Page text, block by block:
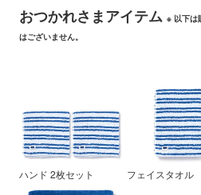
おつかれさまアイテム ※ 以下は
はございません。
ハンド 2枚セット フェイスタオル